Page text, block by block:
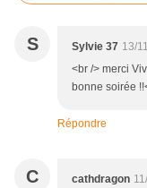
S Sylvie 37 13/
<br /> merci
bonne soirée
Répondre
C cathdragon